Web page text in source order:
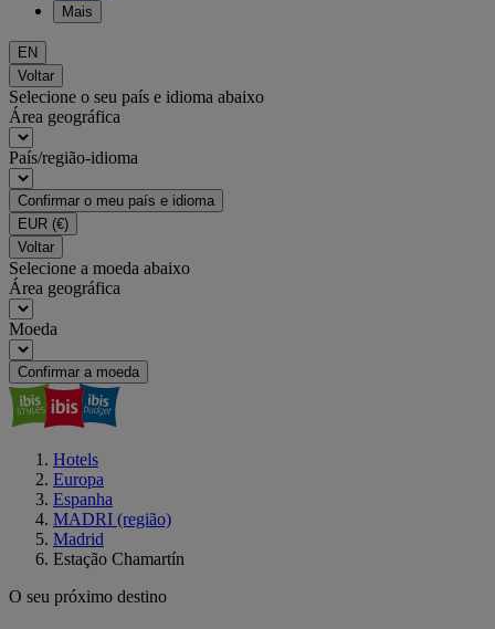
Mais
EN
Voltar
Selecione o seu país e idioma abaixo
Área geográfica
País/região-idioma
Confirmar o meu país e idioma
EUR (€)
Voltar
Selecione a moeda abaixo
Área geográfica
Moeda
Confirmar a moeda
Hotels
Europa
Espanha
MADRI (região)
Madrid
Estação Chamartín
O seu próximo destino